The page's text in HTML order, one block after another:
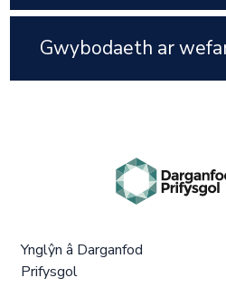
Gwybodaeth ar
Ynglŷn â Darganfod
Prifysgol